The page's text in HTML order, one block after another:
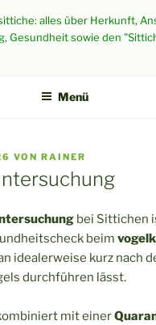
alles über Herkunft,
Gesundheit sowie den
Menü
VON RAINER
bei Sittichen
beim
idealerweise kurz nach
durchführen lässt.
mit einer